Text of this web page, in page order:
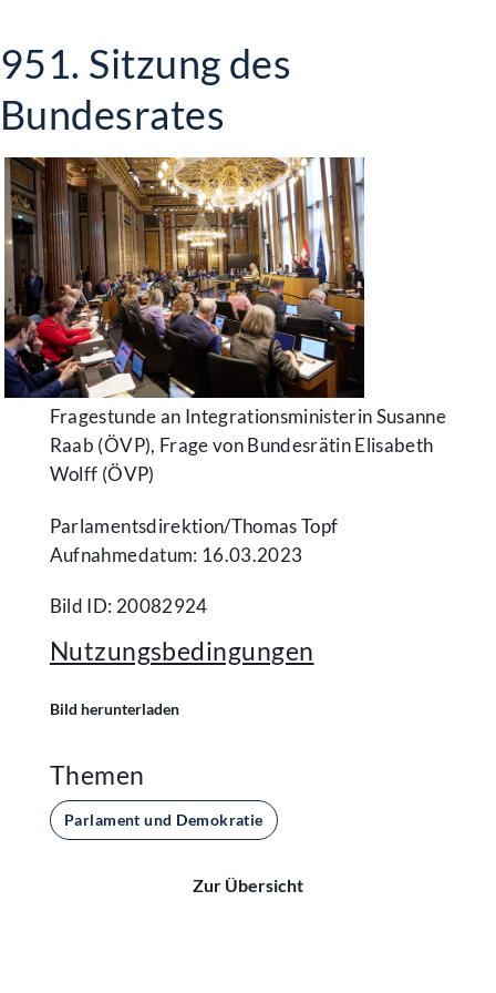
951. Sitzung des
Bundesrates
Fragestunde an Integrationsministerin Susanne
Raab (ÖVP), Frage von Bundesrätin Elisabeth
Wolff (ÖVP)
Parlamentsdirektion/​Thomas Topf
Aufnahmedatum: 16.03.2023
Bild ID: 20082924
Nutzungsbedingungen
Bild herunterladen
Themen
Parlament und Demokratie
Zur Übersicht